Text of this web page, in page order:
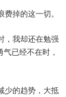
掉的这一切。
，我却还在勉强
已经不在时，
少的趋势，大抵